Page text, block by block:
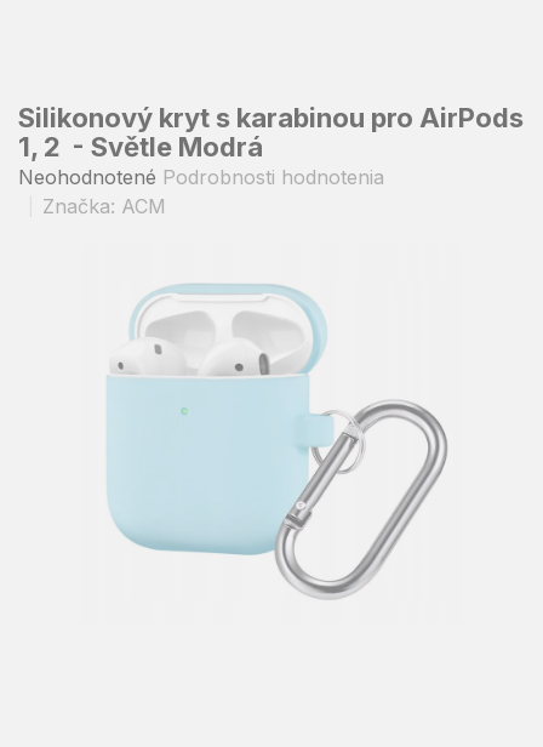
Silikonový kryt s karabinou pro AirPods
1, 2 - Světle Modrá
Priemerné
hodnotenie
hviezdičiek.
Neohodnotené Podrobnosti hodnotenia
Značka: ACM